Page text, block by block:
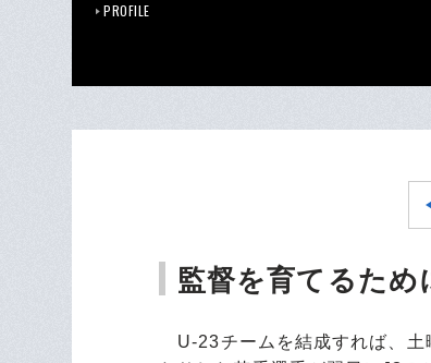
PROFILE
監督を育てるため
U-23チームを結成すれば、土